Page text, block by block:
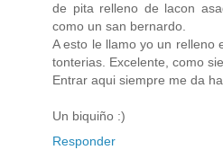
de pita relleno de lacon
como un san bernardo.
A esto le llamo yo un relleno
tonterias. Excelente, como
Entrar aqui siempre me da
Un biquiño :)
Responder